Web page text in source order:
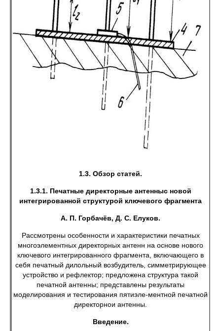
1.3. Обзор статей.
1.3.1. Печатные директорные антенныс новой
интегрированной структурой ключевого фрагмента
А. П. Горбачёв, Д. С. Елуков.
Рассмотрены особенности и характеристики печатных
многоэлементных директорных антенн на основе нового
ключевого интегрированного фрагмента, включающего в
себя печатный дилольный возбудитель, симметрирующее
устройство и рефлектор; предложена структура такой
печатной антенны; представлены результаты
моделирования и тестирования пятиэле-ментной печатной
директорнои антенны.
Введение.